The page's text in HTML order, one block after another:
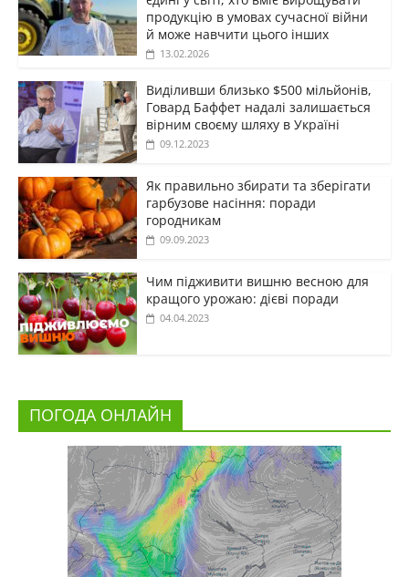
продукцію в умовах сучасної війни
й може навчити цього інших
13.02.2026
Виділивши близько $500 мільйонів,
Говард Баффет надалі залишається
вірним своєму шляху в Україні
09.12.2023
Як правильно збирати та зберігати
гарбузове насіння: поради
городникам
09.09.2023
Чим підживити вишню весною для
кращого урожаю: дієві поради
04.04.2023
ПОГОДА ОНЛАЙН